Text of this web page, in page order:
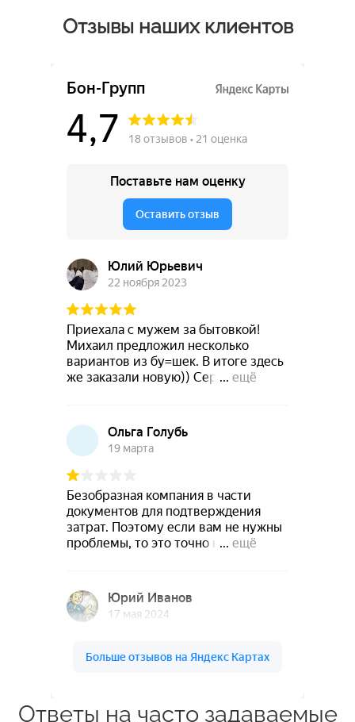
Отзывы наших клиентов
Ответы на часто задаваемые